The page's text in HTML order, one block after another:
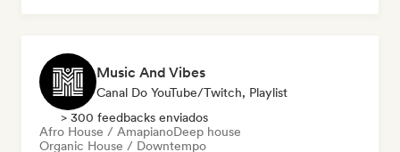
Music And Vibes
Canal Do YouTube/Twitch, Playlist
> 300 feedbacks enviados
Afro House / AmapianoDeep house
Organic House / Downtempo